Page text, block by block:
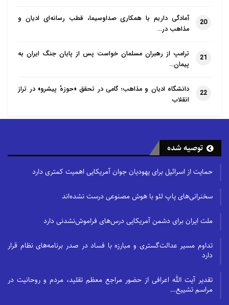
20
آمادگی داریم با همکاری صداوسیما، قطب رسانه‌ای ادیان و
مذاهب در…
21
ترامپ از رهبران مسلمان خواست پس از پایان جنگ ایران به
پیمان…
22
دانشگاه ادیان و مذاهب؛ گامی در تحقق «حوزهٔ پیشرو» در تراز
انقلاب
توصیه شده
حمایت از اسرائیل برای یهودیان جوان آمریکایی اهمیت کمتری دارد
سخنرانی‌های پاپ لئو با هوش مصنوعی درست نشده‌اند
ملت ایران برای دشمن آمریکایی درس‌های فراموش‌نشدنی دارد
تداوم مسیر عدالت‌گستری و مبارزه با فساد در صدر برنامه‌های نظام قرار
دارد
تقدیر آیت الله اعرافی از حضور مراجع معظم تقلید، مردم و روحانیت در
مراسم تشییع…